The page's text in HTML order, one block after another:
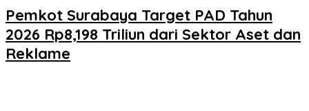
Pemkot Surabaya Target PAD Tahun
2026 Rp8,198 Triliun dari Sektor Aset dan
Reklame